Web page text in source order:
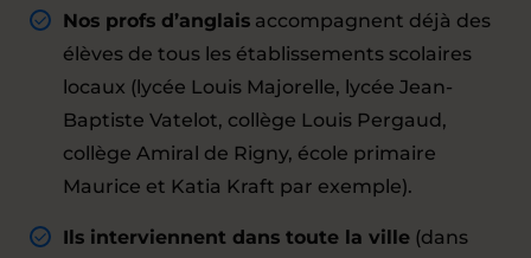
Nos profs d’anglais accompagnent déjà des
élèves de tous les établissements scolaires
locaux (lycée Louis Majorelle, lycée Jean-
Baptiste Vatelot, collège Louis Pergaud,
collège Amiral de Rigny, école primaire
Maurice et Katia Kraft par exemple).
Ils interviennent dans toute la ville (dans